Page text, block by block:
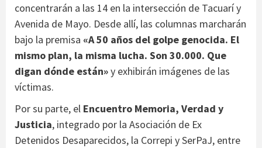
concentrarán a las 14 en la intersección de Tacuarí y
Avenida de Mayo. Desde allí, las columnas marcharán
bajo la premisa «A 50 años del golpe genocida. El
mismo plan, la misma lucha. Son 30.000. Que
digan dónde están»y exhibirán imágenes de las
víctimas.
Por su parte, el Encuentro Memoria, Verdad y
Justicia, integrado por la Asociación de Ex
Detenidos Desaparecidos, la Correpi y SerPaJ, entre